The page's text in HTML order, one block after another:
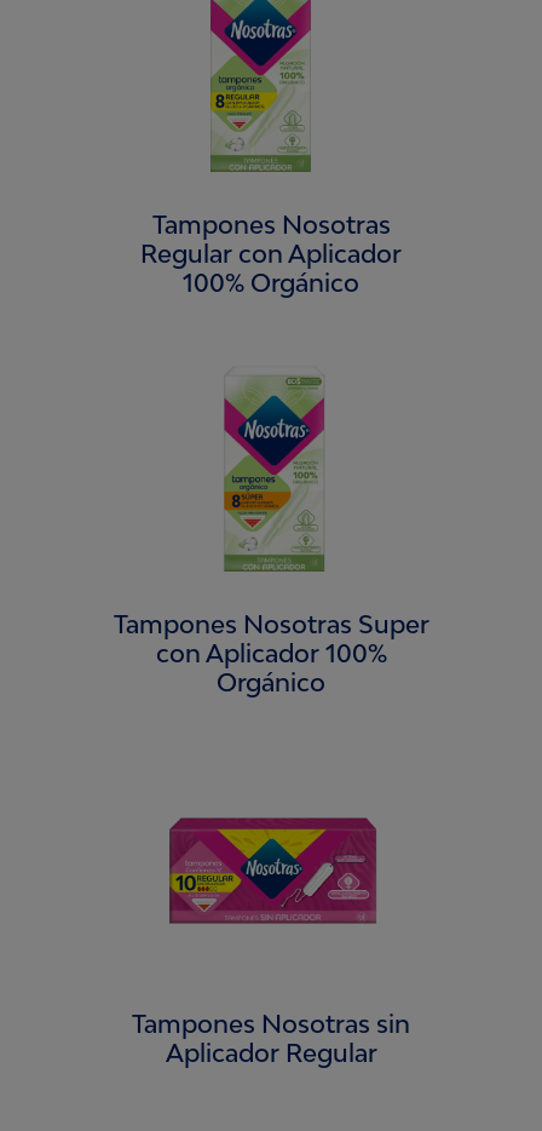
Tampones Nosotras
Regular con Aplicador
100% Orgánico
Tampones Nosotras Super
con Aplicador 100%
Orgánico
Tampones Nosotras sin
Aplicador Regular